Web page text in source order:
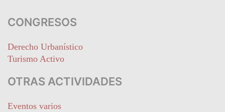
CONGRESOS
Derecho Urbanístico
Turismo Activo
OTRAS ACTIVIDADES
Eventos varios